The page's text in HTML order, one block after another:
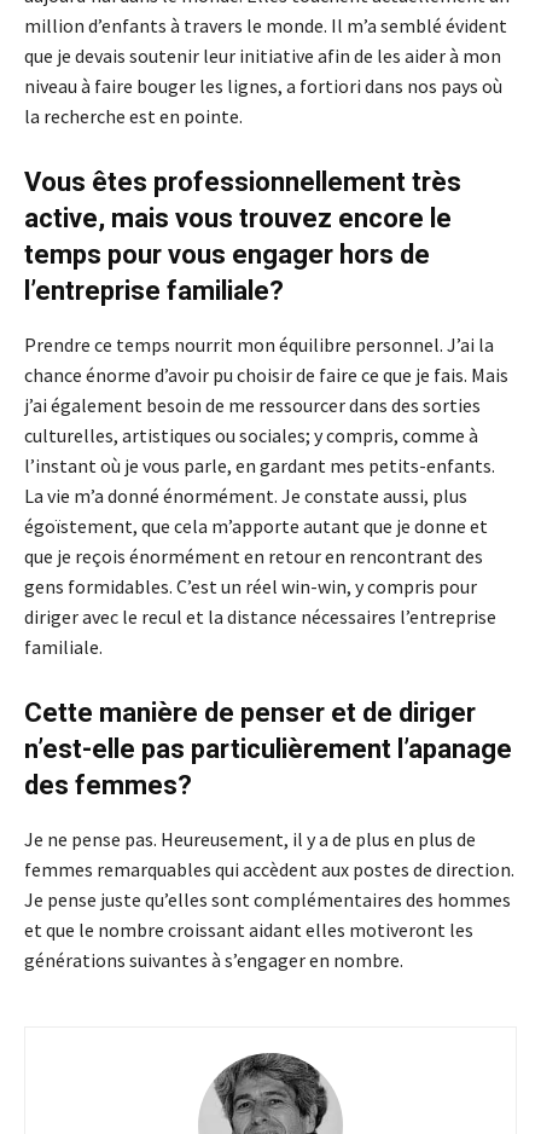
million d’enfants à travers le monde. Il m’a semblé évident
que je devais soutenir leur initiative afin de les aider à mon
niveau à faire bouger les lignes, a fortiori dans nos pays où
la recherche est en pointe.
Vous êtes professionnellement très
active, mais vous trouvez encore le
temps pour vous engager hors de
l’entreprise familiale?
Prendre ce temps nourrit mon équilibre personnel. J’ai la
chance énorme d’avoir pu choisir de faire ce que je fais. Mais
j’ai également besoin de me ressourcer dans des sorties
culturelles, artistiques ou sociales; y compris, comme à
l’instant où je vous parle, en gardant mes petits-enfants.
La vie m’a donné énormément. Je constate aussi, plus
égoïstement, que cela m’apporte autant que je donne et
que je reçois énormément en retour en rencontrant des
gens formidables. C’est un réel win-win, y compris pour
diriger avec le recul et la distance nécessaires l’entreprise
familiale.
Cette manière de penser et de diriger
n’est-elle pas particulièrement l’apanage
des femmes?
Je ne pense pas. Heureusement, il y a de plus en plus de
femmes remarquables qui accèdent aux postes de direction.
Je pense juste qu’elles sont complémentaires des hommes
et que le nombre croissant aidant elles motiveront les
générations suivantes à s’engager en nombre.